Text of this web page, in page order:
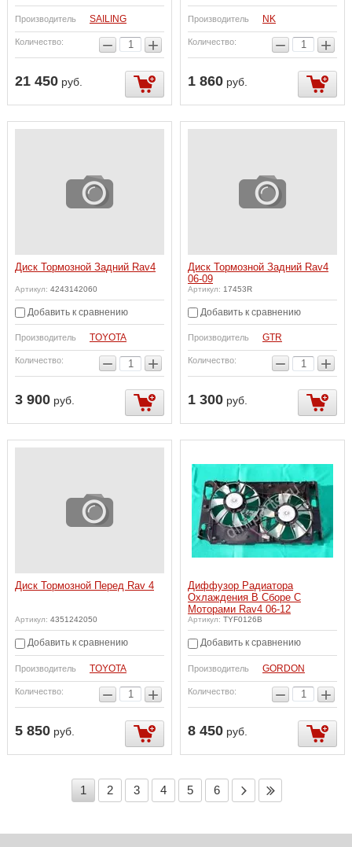
Производитель SAILING
Количество: − +
21 450 руб.
Производитель NK
Количество: − +
1 860 руб.
Диск Тормозной Задний Rav4
Артикул: 4243142060
Добавить к сравнению
Производитель TOYOTA
Количество: − +
3 900 руб.
Диск Тормозной Задний Rav4
06-09
Артикул: 17453R
Добавить к сравнению
Производитель GTR
Количество: − +
1 300 руб.
Диск Тормозной Перед Rav 4
Артикул: 4351242050
Добавить к сравнению
Производитель TOYOTA
Количество: − +
5 850 руб.
Диффузор Радиатора
Охлаждения В Сборе С
Моторами Rav4 06-12
Артикул: TYF0126B
Добавить к сравнению
Производитель GORDON
Количество: − +
8 450 руб.
1 2 3 4 5 6